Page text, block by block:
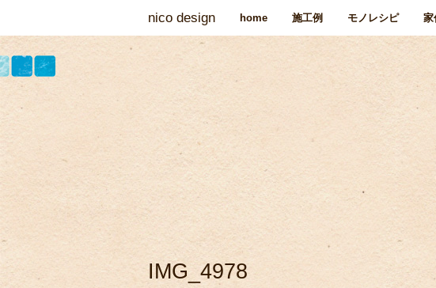
nico design home 施工例 モノレシピ 家
IMG_4978